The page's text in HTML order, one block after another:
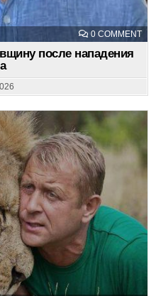
0 COMMENT
после нападения